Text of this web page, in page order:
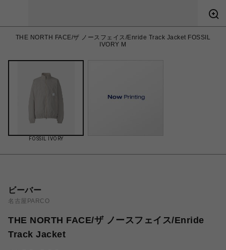
THE NORTH FACE/ザ ノースフェイス/Enride Track Jacket FOSSIL
IVORY M
FOSSIL IVORY
ビーバー
名古屋PARCO
THE NORTH FACE/ザ ノースフェイス/Enride
Track Jacket